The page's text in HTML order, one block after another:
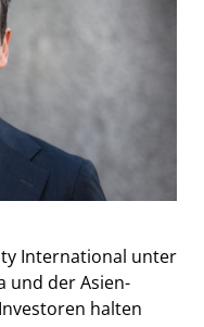
International unter
und der Asien-
halten